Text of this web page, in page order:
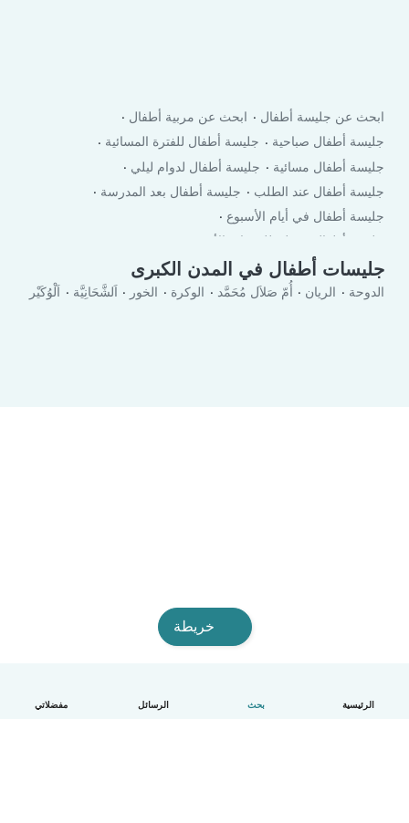
الرئيسية بحث الرسائل مفضلاتي
ابحث عن جليسة أطفال
ابحث عن مربية أطفال
جليسة أطفال صباحية
جليسة أطفال للفترة المسائية
جليسة أطفال مسائية
جليسة أطفال لدوام ليلي
جليسة أطفال عند الطلب
جليسة أطفال بعد المدرسة
جليسة أطفال في أيام الأسبوع
جليسة أطفال في لعطلة نهاية الأسبوع
جليسات أطفال في المدن الكبرى
الدوحة الريان أُمّ صَلاَل مُحَمَّد الوكرة الخور اَلشَّحَانِيَّة اَلْوُكَيْر
خريطة